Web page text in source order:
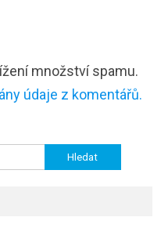
množství spamu.
údaje z komentářů.